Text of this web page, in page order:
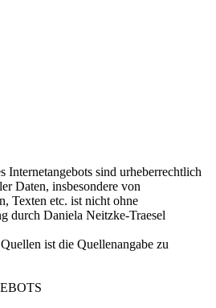
Internetangebots sind urheberrechtlich
Daten, insbesondere von
Texten etc. ist nicht ohne
durch Daniela Neitzke-Traesel
ist die Quellenangabe zu